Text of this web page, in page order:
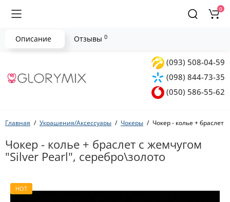
(093) 508-04-59
(098) 844-73-35
(050) 586-55-62
0
Главная Украшения/Аксессуары Чокеры Чокер - колье + браслет
Чокер - колье + браслет с жемчугом
"Silver Pearl", серебро\золото
HOT
Описание Отзывы 0